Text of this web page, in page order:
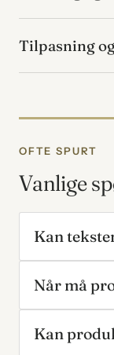
Tilpasning
OFTE SPURT
Vanlige
Kan
Når må
Kan